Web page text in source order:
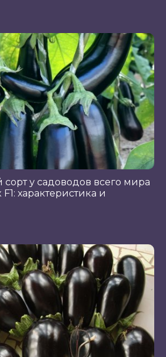
у садоводов всего мира
характеристика и